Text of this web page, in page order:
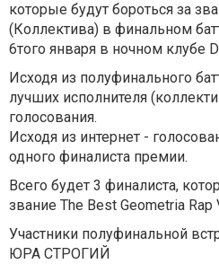
которые будут бороться за
(Коллектива) в финальном
6того января в ночном клубе
Исходя из полуфинального
лучших исполнителя
голосования.
Исходя из интернет -
одного финалиста премии.
Всего будет 3 финалиста,
звание The Best Geometria Rap
Участники полуфинальной
ЮРА СТРОГИЙ